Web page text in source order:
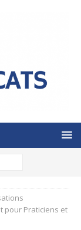
pour Praticiens et